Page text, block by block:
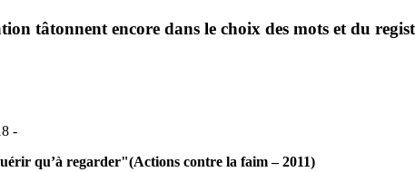
tâtonnent encore dans le choix des mots et du
-
qu’à regarder"(Actions contre la faim – 2011)